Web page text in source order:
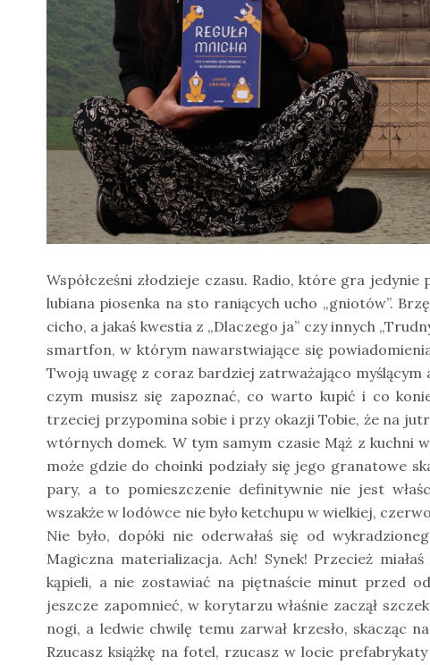
Współcześni złodzieje czasu. Radio, które gra
lubiana piosenka na sto raniących ucho „gniotów”.
cicho, a jakaś kwestia z „Dlaczego ja” czy innych
smartfon, w którym nawarstwiające się
Twoją uwagę z coraz bardziej zatrważająco
czym musisz się zapoznać, co warto kupić i co
trzeciej przypomina sobie i przy okazji Tobie, że na
wtórnych domek. W tym samym czasie Mąż z kuchni
może gdzie do choinki podziały się jego granatowe
pary, a to pomieszczenie definitywnie nie jest
wszakże w lodówce nie było ketchupu w wielkiej,
Nie było, dopóki nie oderwałaś się od
Magiczna materializacja. Ach! Synek! Przecież
kąpieli, a nie zostawiać na piętnaście minut przed
jeszcze zapomnieć, w korytarzu właśnie zaczął
nogi, a ledwie chwilę temu zarwał krzesło, skacząc
Rzucasz książkę na fotel, rzucasz w locie